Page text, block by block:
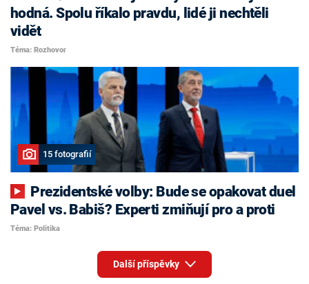
hodná. Spolu říkalo pravdu, lidé ji nechtěli
vidět
Téma: Rozhovor
15 fotografií
Pavel vs. Babiš? Experti zmiňují pro a proti
Téma: Politika
Další příspěvky